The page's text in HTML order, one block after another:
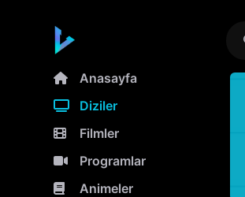
Anasayfa
Diziler
Filmler
Programlar
Animeler